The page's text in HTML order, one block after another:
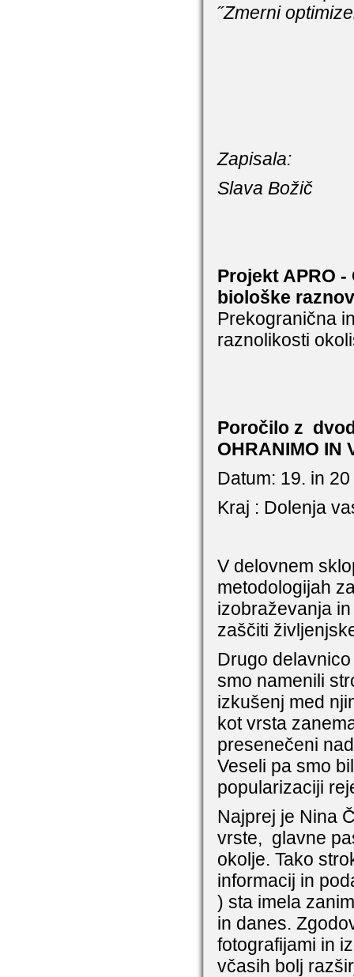
˝Zmerni
Slava Božič
Projekt APRO -
biološke
Prekogranična
raznolikosti
Poročilo z
OHRANIMO IN
Datum: 19. in
Kraj : Dolenja
V delovnem
metodologijah
izobraževanja
zaščiti
Drugo
smo namenili
izkušenj med
kot vrsta
presenečeni
Veseli pa smo
popularizaciji
Najprej je Nina
vrste, glavne
okolje. Tako
informacij in
) sta imela
in danes.
fotografijami in
včasih bolj